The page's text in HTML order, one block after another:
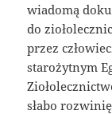
wiadomą
do
przez
starożytnym
słabo